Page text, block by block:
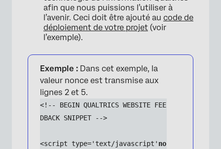
afin que nous puissions l’utiliser à
l’avenir. Ceci doit être ajouté au code de
déploiement de votre projet (voir
l’exemple).
Exemple : Dans cet exemple, la
valeur nonce est transmise aux
lignes 2 et 5.
<!-- BEGIN QUALTRICS WEBSITE FEE
DBACK SNIPPET -->
<script type='text/javascript' no